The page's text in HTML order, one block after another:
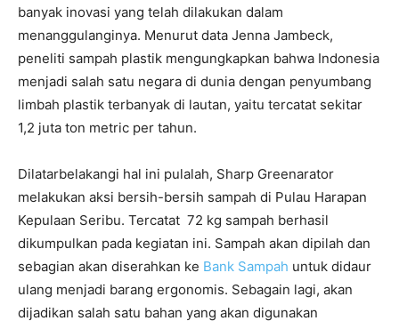
banyak inovasi yang telah dilakukan dalam
menanggulanginya. Menurut data Jenna Jambeck,
peneliti sampah plastik mengungkapkan bahwa Indonesia
menjadi salah satu negara di dunia dengan penyumbang
limbah plastik terbanyak di lautan, yaitu tercatat sekitar
1,2 juta ton metric per tahun.
Dilatarbelakangi hal ini pulalah, Sharp Greenarator
melakukan aksi bersih-bersih sampah di Pulau Harapan
Kepulaan Seribu. Tercatat 72 kg sampah berhasil
dikumpulkan pada kegiatan ini. Sampah akan dipilah dan
sebagian akan diserahkan ke Bank Sampah untuk didaur
ulang menjadi barang ergonomis. Sebagain lagi, akan
dijadikan salah satu bahan yang akan digunakan